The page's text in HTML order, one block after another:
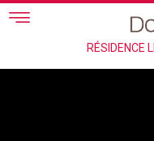
Skip to main content
RÉSIDENCE